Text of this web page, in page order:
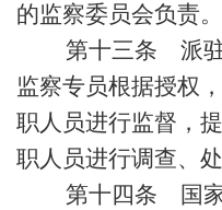
的监察委员会负责。
第十三条 派驻
监察专员根据授权
职人员进行监督，
职人员进行调查、处
第十四条 国